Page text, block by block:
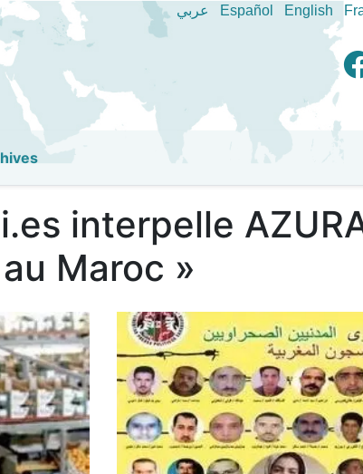
عربي Español English
interpelle
Maroc »